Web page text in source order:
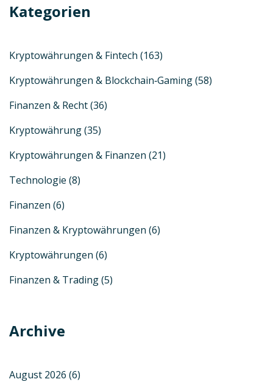
Kategorien
Kryptowährungen & Fintech (163)
Kryptowährungen & Blockchain‑Gaming(58)
Finanzen & Recht(36)
Kryptowährung(35)
Kryptowährungen & Finanzen (21)
Technologie (8)
Finanzen (6)
Finanzen & Kryptowährungen (6)
Kryptowährungen (6)
Finanzen & Trading(5)
Archive
August 2026 (6)